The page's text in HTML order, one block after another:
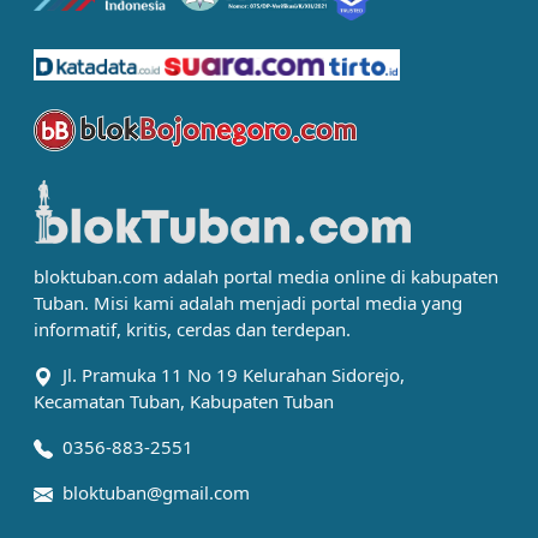
bloktuban.com adalah portal media online di kabupaten
Tuban. Misi kami adalah menjadi portal media yang
informatif, kritis, cerdas dan terdepan.
Jl. Pramuka 11 No 19 Kelurahan Sidorejo,
Kecamatan Tuban, Kabupaten Tuban
0356-883-2551
bloktuban@gmail.com